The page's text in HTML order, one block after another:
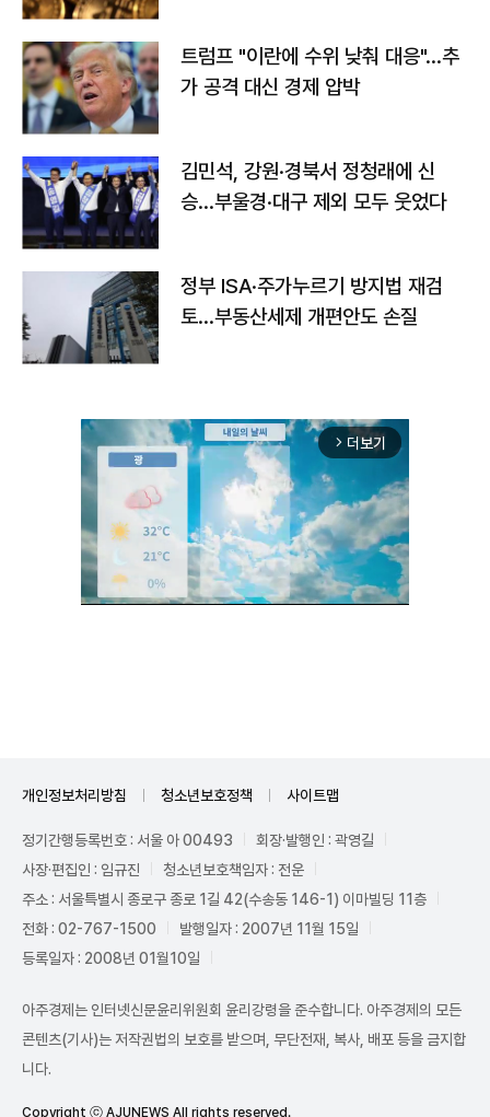
트럼프 "이란에 수위 낮춰 대응"…추
가 공격 대신 경제 압박
김민석, 강원·경북서 정청래에 신
승…부울경·대구 제외 모두 웃었다
정부 ISA·주가누르기 방지법 재검
토…부동산세제 개편안도 손질
arrow_forward_ios 더보기
개인정보처리방침 청소년보호정책 사이트맵
정기간행등록번호 : 서울 아 00493
회장·발행인 : 곽영길
사장·편집인 : 임규진
청소년보호책임자 : 전운
주소 : 서울특별시 종로구 종로 1길 42(수송동 146-1) 이마빌딩 11층
전화 : 02-767-1500
발행일자 : 2007년 11월 15일
등록일자 : 2008년 01월10일
아주경제는 인터넷신문윤리위원회 윤리강령을 준수합니다. 아주경제의 모든
콘텐츠(기사)는 저작권법의 보호를 받으며, 무단전재, 복사, 배포 등을 금지합
니다.
Copyright ⓒ AJUNEWS All rights reserved.